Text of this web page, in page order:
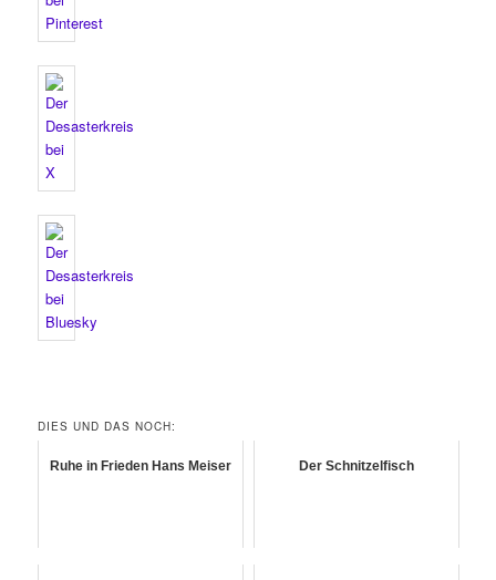
DIES UND DAS NOCH:
Ruhe in Frieden Hans Meiser Der Schnitzelfisch